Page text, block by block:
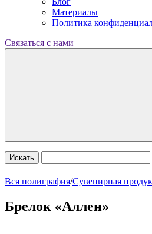
Материалы
Политика
Связаться с нами
Искать
Вся полиграфия/Сувенирная
Брелок «Аллен»